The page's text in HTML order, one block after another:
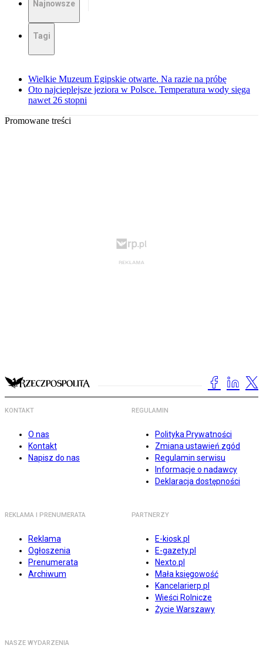
Najnowsze
Tagi
Wielkie Muzeum Egipskie otwarte. Na razie na próbę
Oto najcieplejsze jeziora w Polsce. Temperatura wody sięga
nawet 26 stopni
Promowane treści
KONTAKT
O nas
Kontakt
Napisz do nas
REGULAMIN
Polityka Prywatności
Zmiana ustawień zgód
Regulamin serwisu
Informacje o nadawcy
Deklaracja dostępności
REKLAMA I PRENUMERATA
Reklama
Ogłoszenia
Prenumerata
Archiwum
PARTNERZY
E-kiosk.pl
E-gazety.pl
Nexto.pl
Mała księgowość
Kancelarierp.pl
Wieści Rolnicze
Życie Warszawy
NASZE WYDARZENIA